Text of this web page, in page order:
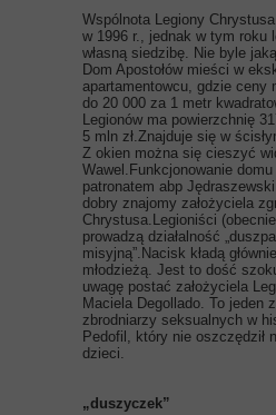
Wspólnota Legiony
w 1996 r., jednak w tym roku
własną siedzibę. Nie byle
Dom Apostołów mieści w
apartamentowcu, gdzie ceny
do 20 000 za 1 metr
Legionów ma powierzchnię
5 mln zł.Znajduje się w
Z okien można się cieszyć
Wawel.Funkcjonowanie
patronatem abp
dobry znajomy założyciela
Chrystusa.Legioniści
prowadzą działalność
misyjną”.Nacisk kładą
młodzieżą. Jest to dość
uwagę postać założyciela
Maciela Degollado. To jeden
zbrodniarzy seksualnych w
Pedofil, który nie oszczędził
dzieci.
„duszyczek”